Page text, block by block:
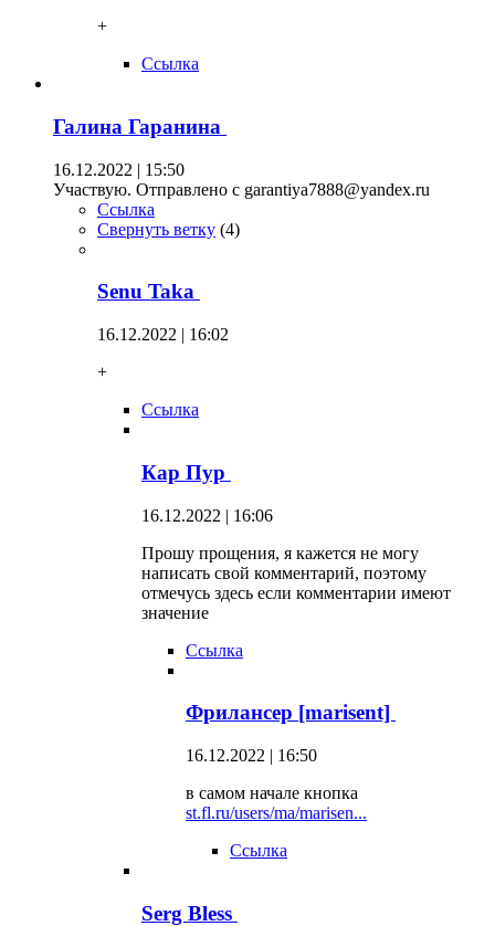
+
Ссылка
Галина Гаранина
16.12.2022 | 15:50
Участвую. Отправлено с garantiya7888@yandex.ru
Ссылка
Свернуть ветку (4)
Senu Taka
16.12.2022 | 16:02
+
Ссылка
Кар Пур
16.12.2022 | 16:06
Прошу прощения, я кажется не могу
написать свой комментарий, поэтому
отмечусь здесь если комментарии имеют
значение
Ссылка
Фрилансер [marisent]
16.12.2022 | 16:50
в самом начале кнопка
st.fl.ru/users/ma/marisen...
Ссылка
Serg Bless